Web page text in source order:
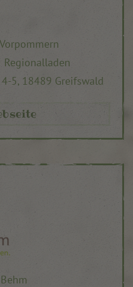
Regionalladen
5, 18489 Greifswald